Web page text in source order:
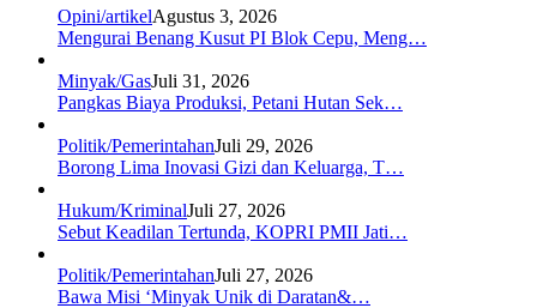
Opini/artikelAgustus 3, 2026
Mengurai Benang Kusut PI Blok Cepu, Meng…
Minyak/GasJuli 31, 2026
Pangkas Biaya Produksi, Petani Hutan Sek…
Politik/PemerintahanJuli 29, 2026
Borong Lima Inovasi Gizi dan Keluarga, T…
Hukum/KriminalJuli 27, 2026
Sebut Keadilan Tertunda, KOPRI PMII Jati…
Politik/PemerintahanJuli 27, 2026
Bawa Misi ‘Minyak Unik di Daratan&…